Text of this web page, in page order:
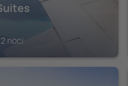
noci